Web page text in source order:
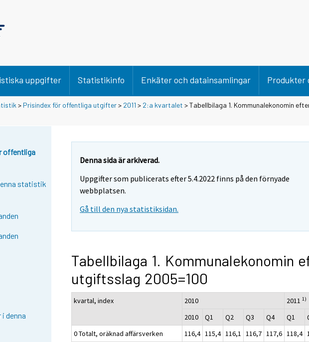
uppgifter Statistikinfo Enkäter och datainsamlingar Produkter
> Prisindex för offentliga utgifter> 2011 > 2:a kvartalet > Tabellbilaga 1. Kommunalekonomin
offentliga
statistik
i denna
Denna sida är arkiverad.
Uppgifter som publicerats efter 5.4.2022 finns på den förnyade
webbplatsen.
Gå till den nya statistiksidan.
Tabellbilaga 1. Kommunalekonomin
utgiftsslag 2005=100
kvartal, index 2010 20111)
2010 Q1 Q2 Q3 Q4 Q1
0 Totalt, oräknad affärsverken
116,4 115,4 116,1 116,7 117,6 118,4